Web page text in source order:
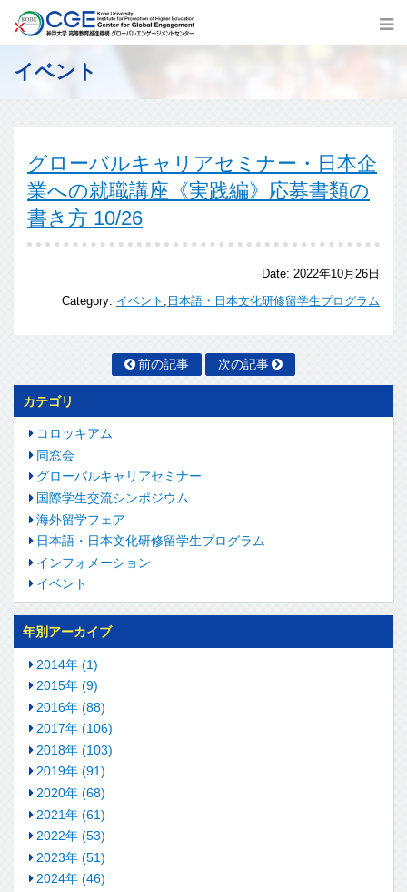
イベント
グローバルキャリアセミナー・日本企
業への就職講座《実践編》応募書類の
書き方 10/26
Date: 2022年10月26日
Category: イベント , 日本語・日本文化研修留学生プログラム
前の記事 次の記事
カテゴリ
コロッキアム
同窓会
グローバルキャリアセミナー
国際学生交流シンポジウム
海外留学フェア
日本語・日本文化研修留学生プログラム
インフォメーション
イベント
年別アーカイブ
2014年 (1)
2015年 (9)
2016年 (88)
2017年 (106)
2018年 (103)
2019年 (91)
2020年 (68)
2021年 (61)
2022年 (53)
2023年 (51)
2024年 (46)